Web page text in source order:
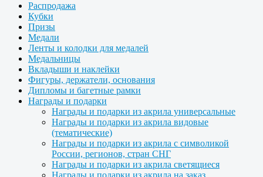
Распродажа
Кубки
Призы
Медали
Ленты и колодки для медалей
Медальницы
Вкладыши и наклейки
Фигуры, держатели, основания
Дипломы и багетные рамки
Награды и подарки
Награды и подарки из акрила универсальные
Награды и подарки из акрила видовые
(тематические)
Награды и подарки из акрила с символикой
России, регионов, стран СНГ
Награды и подарки из акрила светящиеся
Награды и подарки из акрила на заказ